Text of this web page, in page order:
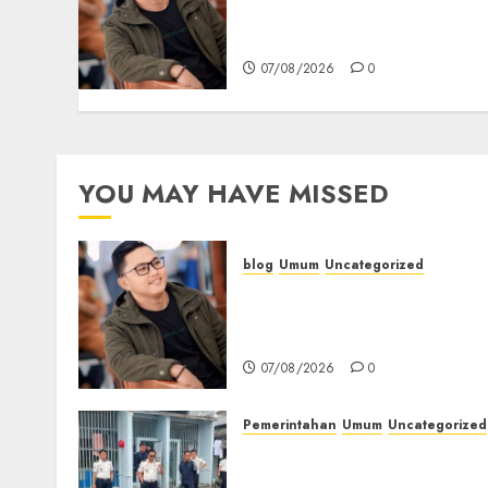
07/08/2026 0
YOU MAY HAVE MISSED
blog Umum Uncategorized
07/08/2026 0
Pemerintahan Umum Uncategorized